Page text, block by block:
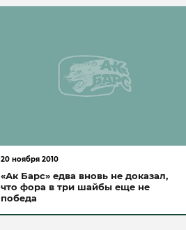
20 ноября 2010
«Ак Барс» едва вновь не доказал,
что фора в три шайбы еще не
победа